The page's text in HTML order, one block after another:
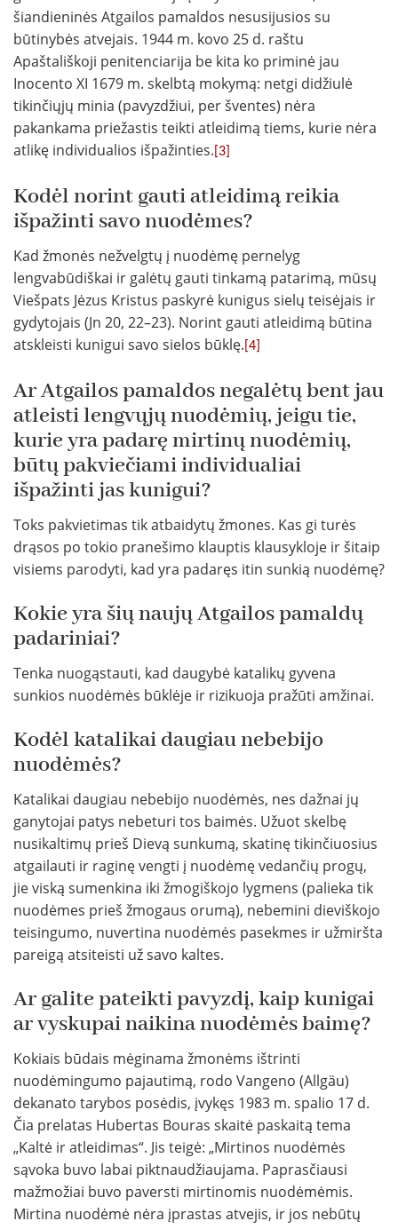
šiandieninės Atgailos pamaldos nesusijusios su
būtinybės atvejais. 1944 m. kovo 25 d. raštu
Apaštališkoji penitenciarija be kita ko priminė jau
Inocento XI 1679 m. skelbtą mokymą: netgi didžiulė
tikinčiųjų minia (pavyzdžiui, per šventes) nėra
pakankama priežastis teikti atleidimą tiems, kurie nėra
atlikę individualios išpažinties. [3]
Kodėl norint gauti atleidimą reikia
išpažinti savo nuodėmes?
Kad žmonės nežvelgtų į nuodėmę pernelyg
lengvabūdiškai ir galėtų gauti tinkamą patarimą, mūsų
Viešpats Jėzus Kristus paskyrė kunigus sielų teisėjais ir
gydytojais (Jn 20, 22–23). Norint gauti atleidimą būtina
atskleisti kunigui savo sielos būklę. [4]
Ar Atgailos pamaldos negalėtų bent jau
atleisti lengvųjų nuodėmių, jeigu tie,
kurie yra padarę mirtinų nuodėmių,
būtų pakviečiami individualiai
išpažinti jas kunigui?
Toks pakvietimas tik atbaidytų žmones. Kas gi turės
drąsos po tokio pranešimo klauptis klausykloje ir šitaip
visiems parodyti, kad yra padaręs itin sunkią nuodėmę?
Kokie yra šių naujų Atgailos pamaldų
padariniai?
Tenka nuogąstauti, kad daugybė katalikų gyvena
sunkios nuodėmės būklėje ir rizikuoja pražūti amžinai.
Kodėl katalikai daugiau nebebijo
nuodėmės?
Katalikai daugiau nebebijo nuodėmės, nes dažnai jų
ganytojai patys nebeturi tos baimės. Užuot skelbę
nusikaltimų prieš Dievą sunkumą, skatinę tikinčiuosius
atgailauti ir raginę vengti į nuodėmę vedančių progų,
jie viską sumenkina iki žmogiškojo lygmens (palieka tik
nuodėmes prieš žmogaus orumą), nebemini dieviškojo
teisingumo, nuvertina nuodėmės pasekmes ir užmiršta
pareigą atsiteisti už savo kaltes.
Ar galite pateikti pavyzdį, kaip kunigai
ar vyskupai naikina nuodėmės baimę?
Kokiais būdais mėginama žmonėms ištrinti
nuodėmingumo pajautimą, rodo Vangeno (Allgäu)
dekanato tarybos posėdis, įvykęs 1983 m. spalio 17 d.
Čia prelatas Hubertas Bouras skaitė paskaitą tema
„Kaltė ir atleidimas“. Jis teigė: „Mirtinos nuodėmės
sąvoka buvo labai piktnaudžiaujama. Paprasčiausi
mažmožiai buvo paversti mirtinomis nuodėmėmis.
Mirtina nuodėmė nėra įprastas atvejis, ir jos nebūtų